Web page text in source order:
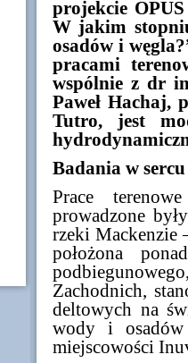
projekcie
W jakim
osadów i
pracami
wspólnie z dr
Paweł Hachaj,
Tutro, jest
Badania w
Prace
prowadzone
rzeki Mackenzie
położona
Zachodnich,
deltowych na
wody i
miejscowości